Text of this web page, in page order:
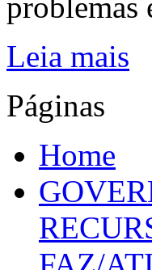
Leia mais
Páginas
Home